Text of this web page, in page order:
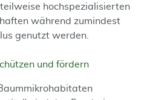
hochspezialisierten
während zumindest
genutzt werden.
und fördern